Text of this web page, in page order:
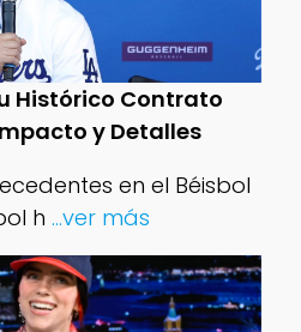
Histórico Contrato
y Detalles
en el Béisbol
h ...ver más